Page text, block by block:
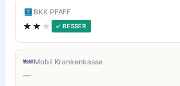
BKK PFAFF
★★ ★ ✓ BESSER
Mobil Krankenkasse
—